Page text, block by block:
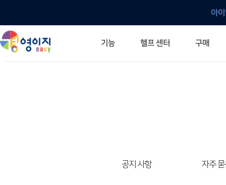
아
기능 헬프 센터 구매
공지 사항 자주